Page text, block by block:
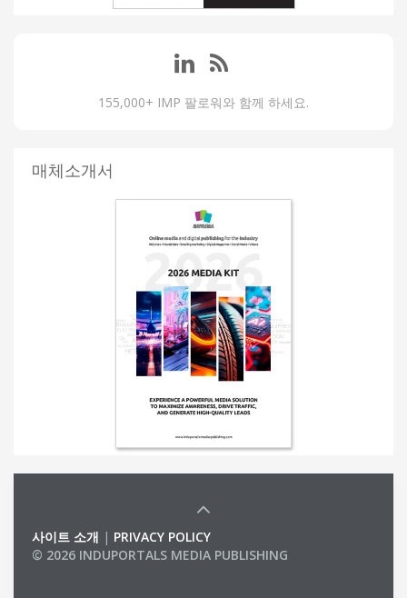
155,000+ IMP 팔로워와 함께 하세요.
매체소개서
사이트 소개 | PRIVACY POLICY
© 2026 INDUPORTALS MEDIA PUBLISHING